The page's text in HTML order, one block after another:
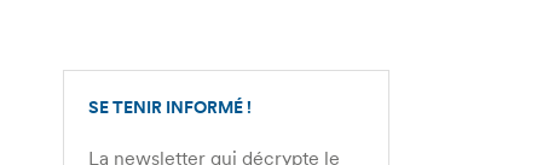
SE TENIR INFORMÉ !
La newsletter qui décrypte le